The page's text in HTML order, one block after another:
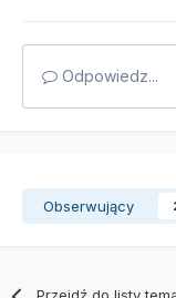
Odpowiedz...
Obserwujący